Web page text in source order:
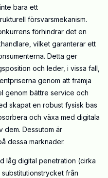
bara ett
försvarsmekanism.
förhindrar det en
vilket garanterar ett
Detta ger
och leder, i vissa fall,
genom att främja
genom bättre service och
skapat en robust fysisk bas
och växa med digitala
dem. Dessutom är
dessa marknader.
låg digital penetration (cirka
från